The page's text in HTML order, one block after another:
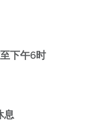
下午6时
息